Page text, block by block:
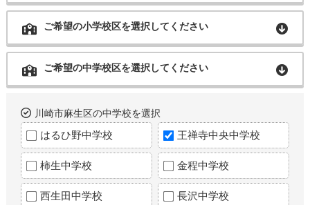
ご希望の小学校区を選択してください
ご希望の中学校区を選択してください
川崎市麻生区の中学校を選択
はるひ野中学校 王禅寺中央中学校
柿生中学校 金程中学校
西生田中学校 長沢中学校